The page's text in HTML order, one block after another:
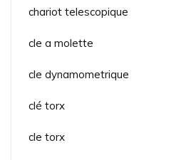
chariot telescopique
cle a molette
cle dynamometrique
clé torx
cle torx